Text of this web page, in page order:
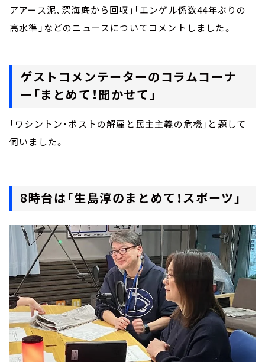
アアース泥、深海底から回収」「エンゲル係数44年ぶりの
高水準」などのニュースについてコメントしました。
ゲストコメンテーターのコラムコーナ
ー「まとめて！聞かせて」
「ワシントン・ポストの解雇と民主主義の危機」と題して
伺いました。
8時台は「生島淳のまとめて！スポーツ」